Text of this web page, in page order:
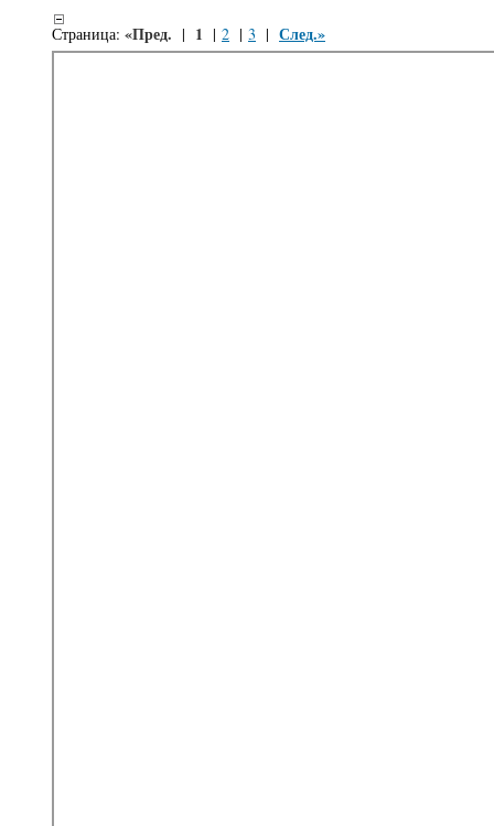
Страница: «Пред. | 1 | 2 | 3 | След.»